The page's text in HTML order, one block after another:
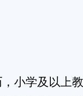
小学及以上